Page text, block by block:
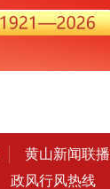
黄山新闻联播
政风行风热线